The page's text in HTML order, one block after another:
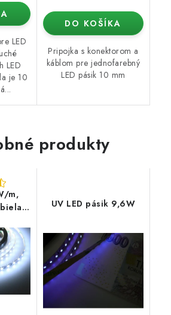
LED
LED
je 10
DO KOŠÍKA
Pripojka s konektorom a
káblom pre jednofarebný
LED pásik 10 mm
produkty
m,
UV LED pásik 9,6W